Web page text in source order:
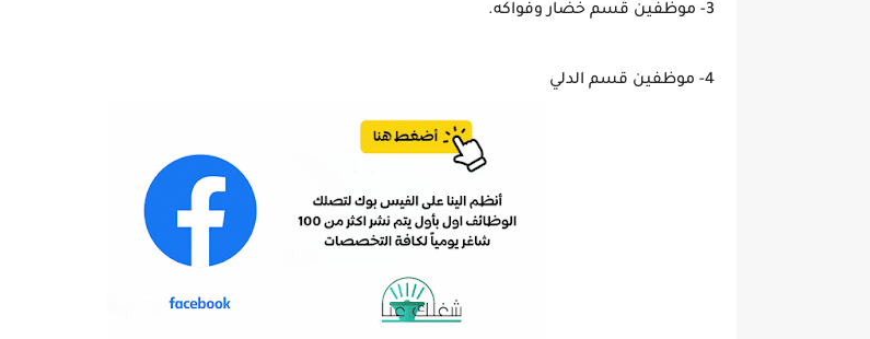
3- موظفين قسم خضار وفواكه.
4- موظفين قسم الدلي